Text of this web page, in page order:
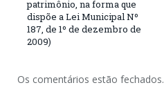
patrimônio, na forma que
dispõe a Lei Municipal Nº
187, de 1º de dezembro de
2009)
Os comentários estão fechados.